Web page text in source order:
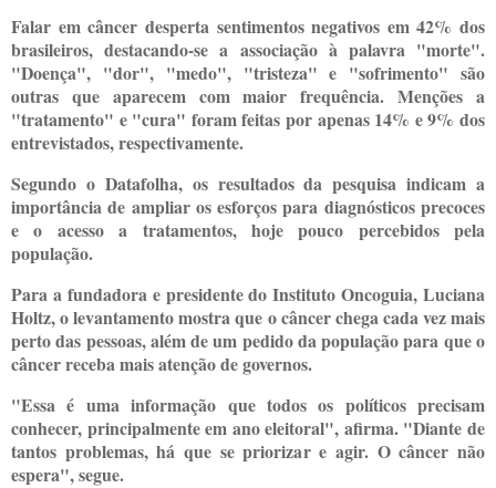
Falar em câncer desperta sentimentos negativos em 42% dos
brasileiros, destacando-se a associação à palavra "morte".
"Doença", "dor", "medo", "tristeza" e "sofrimento" são
outras que aparecem com maior frequência. Menções a
"tratamento" e "cura" foram feitas por apenas 14% e 9% dos
entrevistados, respectivamente.
Segundo o Datafolha, os resultados da pesquisa indicam a
importância de ampliar os esforços para diagnósticos precoces
e o acesso a tratamentos, hoje pouco percebidos pela
população.
Para a fundadora e presidente do Instituto Oncoguia, Luciana
Holtz, o levantamento mostra que o câncer chega cada vez mais
perto das pessoas, além de um pedido da população para que o
câncer receba mais atenção de governos.
"Essa é uma informação que todos os políticos precisam
conhecer, principalmente em ano eleitoral", afirma. "Diante de
tantos problemas, há que se priorizar e agir. O câncer não
espera", segue.